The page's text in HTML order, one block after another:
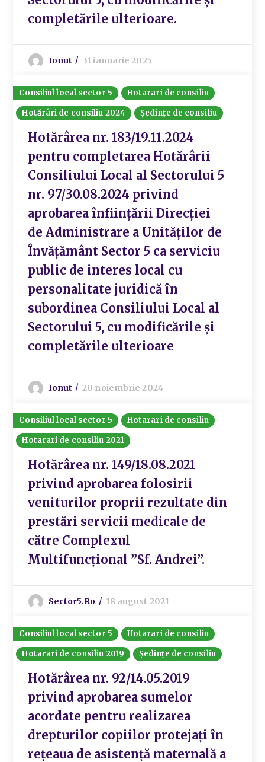
completările ulterioare.
Ionut 31 ianuarie 2025
Consiliul local sector 5
Hotarari de consiliu
Hotărâri de consiliu 2024
Ședințe de consiliu
Hotărârea nr. 183/19.11.2024
pentru completarea Hotărârii
Consiliului Local al Sectorului 5
nr. 97/30.08.2024 privind
aprobarea înființării Direcției
de Administrare a Unităților de
Învățământ Sector 5 ca serviciu
public de interes local cu
personalitate juridică în
subordinea Consiliului Local al
Sectorului 5, cu modificările și
completările ulterioare
Ionut 20 noiembrie 2024
Consiliul local sector 5
Hotarari de consiliu
Hotarari de consiliu 2021
Hotărârea nr. 149/18.08.2021
privind aprobarea folosirii
veniturilor proprii rezultate din
prestări servicii medicale de
către Complexul
Multifuncțional ”Sf. Andrei”.
Sector5.ro 18 august 2021
Consiliul local sector 5
Hotarari de consiliu
Hotarari de consiliu 2019
Ședințe de consiliu
Hotărârea nr. 92/14.05.2019
privind aprobarea sumelor
acordate pentru realizarea
drepturilor copiilor protejați în
rețeaua de asistență maternală a